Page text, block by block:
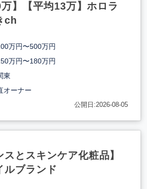
万】【平均13万】ホロラ
ch
万円〜500万円
万円〜180万円
東
オーナー
公開日:2026-08-05
スとスキンケア化粧品】
ルブランド